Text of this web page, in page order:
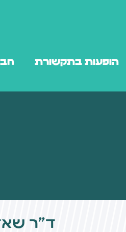
הופעות בתקשורת
ד״ר